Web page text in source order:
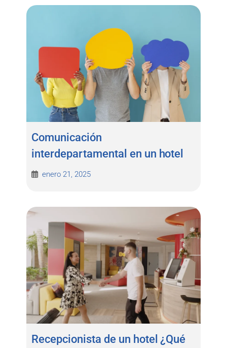
Comunicación
interdepartamental en un hotel
enero 21, 2025
Recepcionista de un hotel ¿Qué